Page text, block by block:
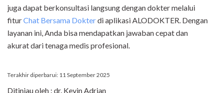
juga dapat berkonsultasi langsung dengan dokter melalui
fiturChat Bersama Dokterdi aplikasi ALODOKTER. Dengan
layanan ini, Anda bisa mendapatkan jawaban cepat dan
akurat dari tenaga medis profesional.
Terakhir diperbarui: 11 September 2025